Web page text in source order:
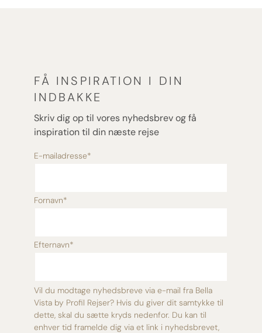
FÅ INSPIRATION I DIN
INDBAKKE
Skriv dig op til vores nyhedsbrev og få
inspiration til din næste rejse
E-mailadresse*
Fornavn*
Efternavn*
Vil du modtage nyhedsbreve via e-mail fra Bella
Vista by Profil Rejser? Hvis du giver dit samtykke til
dette, skal du sætte kryds nedenfor. Du kan til
enhver tid framelde dig via et link i nyhedsbrevet,